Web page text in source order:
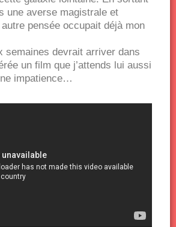
une averse magistrale et
pensée occupait déjà mon
semaines devrait arriver dans
un film que j’attends lui aussi
impatience…